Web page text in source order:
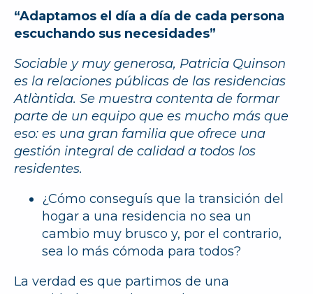
“Adaptamos el día a día de cada persona
escuchando sus necesidades”
Sociable y muy generosa, Patricia Quinson
es la relaciones públicas de las residencias
Atlàntida. Se muestra contenta de formar
parte de un equipo que es mucho más que
eso: es una gran familia que ofrece una
gestión integral de calidad a todos los
residentes.
¿Cómo conseguís que la transición del
hogar a una residencia no sea un
cambio muy brusco y, por el contrario,
sea lo más cómoda para todos?
La verdad es que partimos de una